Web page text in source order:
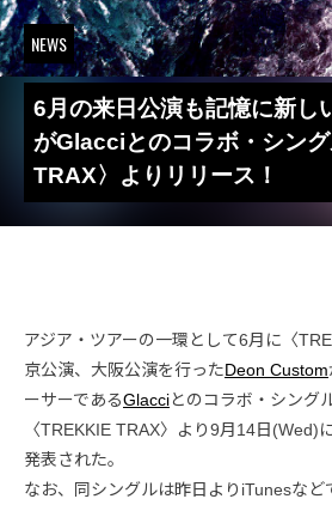
NEWS
6月の来日公演も記憶に新
がGlacciとのコラボ・シン
TRAX〉よりリリース！
アジア・ツアーの一環として6月に〈
京公演、大阪公演を行ったDeon Custom
ーサーであるGlacciとのコラボ・シング
〈TREKKIE TRAX〉より9月14日(Wed)
発表された。
なお、同シングルは昨日よりiTunesなど